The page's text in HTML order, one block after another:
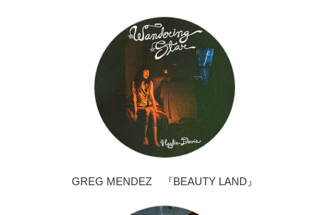
GREG MENDEZ 『BEAUTY LAND』